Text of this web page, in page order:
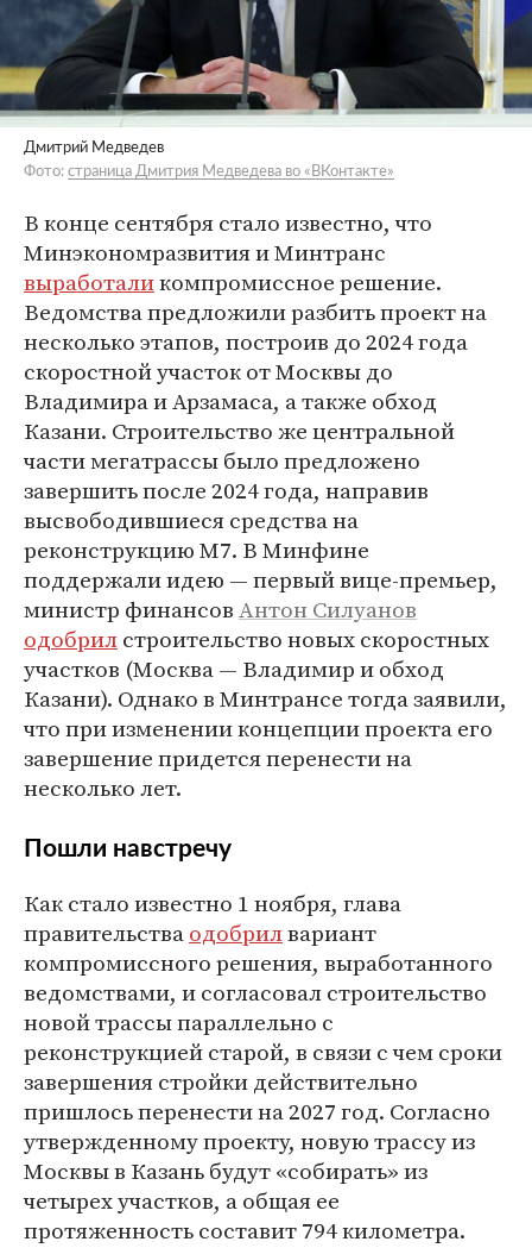
Дмитрий Медведев
Фото: страница Дмитрия Медведева во «ВКонтакте»
В конце сентября стало известно, что
Минэкономразвития и Минтранс
выработаликомпромиссное решение.
Ведомства предложили разбить проект на
несколько этапов, построив до 2024 года
скоростной участок от Москвы до
Владимира и Арзамаса, а также обход
Казани. Строительство же центральной
части мегатрассы было предложено
завершить после 2024 года, направив
высвободившиеся средства на
реконструкцию М7. В Минфине
поддержали идею — первый вице-премьер,
министр финансовАнтон Силуанов
одобрилстроительство новых скоростных
участков (Москва — Владимир и обход
Казани). Однако в Минтрансе тогда заявили,
что при изменении концепции проекта его
завершение придется перенести на
несколько лет.
Пошли навстречу
Как стало известно 1 ноября, глава
правительстваодобрилвариант
компромиссного решения, выработанного
ведомствами, и согласовал строительство
новой трассы параллельно с
реконструкцией старой, в связи с чем сроки
завершения стройки действительно
пришлось перенести на 2027 год. Согласно
утвержденному проекту, новую трассу из
Москвы в Казань будут «собирать» из
четырех участков, а общая ее
протяженность составит 794 километра.